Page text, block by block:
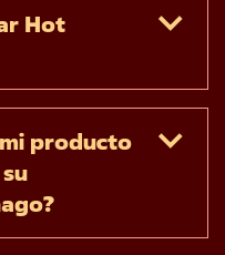
Hot
producto